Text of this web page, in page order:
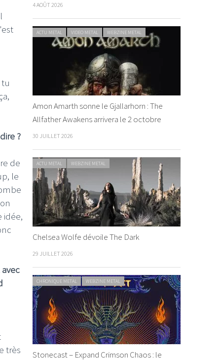
?
de
le
idée,
très
4 AOÛT 2026
ACTU METAL VIDEO METAL WEBZINE METAL
Amon Amarth sonne le Gjallarhorn : The
Allfather Awakens arrivera le 2 octobre
30 JUILLET 2026
ACTU METAL WEBZINE METAL
Chelsea Wolfe dévoile The Dark
29 JUILLET 2026
CHRONIQUE METAL WEBZINE METAL
Stonecast – Expand Crimson Chaos : le